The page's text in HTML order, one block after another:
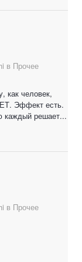
в Прочее
как человек,
Эффект есть.
каждый решает...
в Прочее